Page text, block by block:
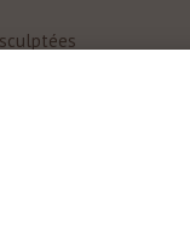
rosace polyuréthane